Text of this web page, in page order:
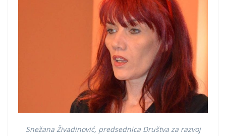
Snežana Živadinović, predsednica Društva za razvoj